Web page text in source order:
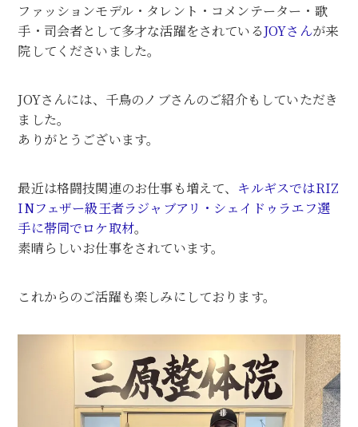
ファッションモデル・タレント・コメンテーター・歌
手・司会者として多才な活躍をされているJOYさんが来
院してくださいました。
JOYさんには、千鳥のノブさんのご紹介もしていただき
ました。
ありがとうございます。
最近は格闘技関連のお仕事も増えて、 キルギスではRIZ
INフェザー級王者ラジャブアリ・シェイドゥラエフ選
手に帯同でロケ取材。
素晴らしいお仕事をされています。
これからのご活躍も楽しみにしております。